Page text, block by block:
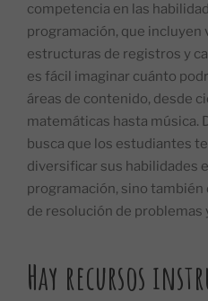
competencia en las
programación, que incluyen
estructuras de registros y
es fácil imaginar cuánto
áreas de contenido, desde
matemáticas hasta música.
busca que los estudiantes
diversificar sus habilidades
programación, sino
de resolución de problemas
Hay recursos